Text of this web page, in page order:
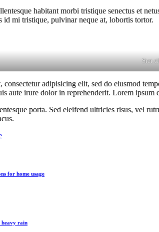
habitant morbi tristique senectus et
id mi tristique, pulvinar neque at, lobortis tortor.
Stet
consectetur adipisicing elit, sed do eiusmod
aute irure dolor in reprehenderit. Lorem ipsum
porta. Sed eleifend ultricies risus, vel
for home usage
heavy rain